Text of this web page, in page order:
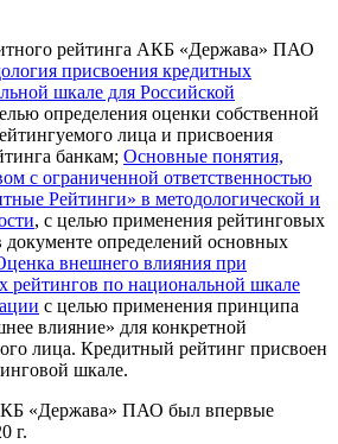
рейтинга АКБ «Держава» ПАО
присвоения кредитных
шкале для Российской
определения оценки собственной
лица и присвоения
банкам; Основные понятия,
с ограниченной ответственностью
Рейтинги» в методологической и
, с целью применения рейтинговых
определений основных
внешнего влияния при
рейтингов по национальной шкале
с целью применения принципа
влияние» для конкретной
лица. Кредитный рейтинг присвоен
шкале.
«Держава» ПАО был впервые
г.